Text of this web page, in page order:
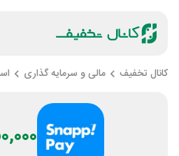
کانال تخفیف مالی و سرمایه گذاری
150,000